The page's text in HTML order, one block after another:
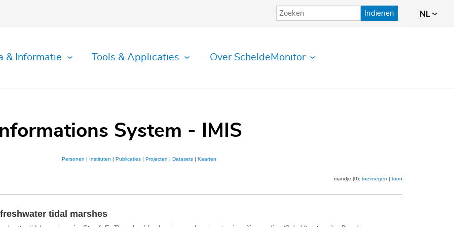
Indienen NL
& Informatie Tools & Applicaties Over ScheldeMonitor
System - IMIS
Personen Instituten Publicaties| Projecten Datasets| Kaarten
mandje (0): toevoegen | toon
tidal marshes